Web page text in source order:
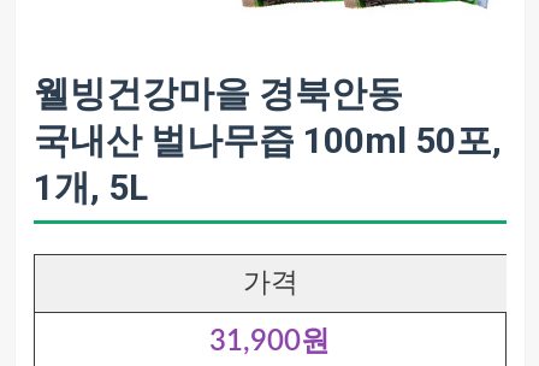
웰빙건강마을 경북안동
국내산 벌나무즙 100ml 50포,
1개, 5L
가격
31,900원